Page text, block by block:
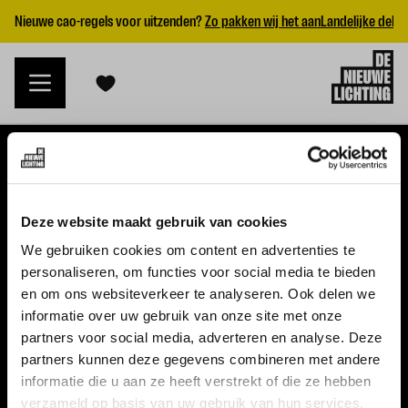
Deze website maakt gebruik van cookies
We gebruiken cookies om content en advertenties te
personaliseren, om functies voor social media te bieden
en om ons websiteverkeer te analyseren. Ook delen we
informatie over uw gebruik van onze site met onze
partners voor social media, adverteren en analyse. Deze
partners kunnen deze gegevens combineren met andere
informatie die u aan ze heeft verstrekt of die ze hebben
verzameld op basis van uw gebruik van hun services.
Nieuwe cao-regels voor uitzenden?Zo pakken wij het aanLandelijke
WERKGEVERS
Nieuwe cao uitzenden 2026
Vraag een offerte aan
VACATURES
Alle vacatures
Topvacatures